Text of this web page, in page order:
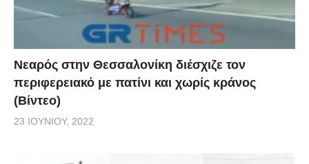
Νεαρός στην Θεσσαλονίκη διέσχιζε τον
περιφερειακό με πατίνι και χωρίς κράνος
(Βίντεο)
23 ΙΟΥΝΊΟΥ, 2022